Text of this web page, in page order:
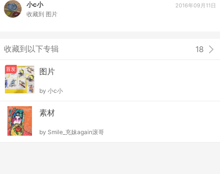
小c小
收藏到 图片
2016年09月11日
收藏到以下专辑 18
首发 图片
by 小c小
素材
by Smile_充妹again滚哥